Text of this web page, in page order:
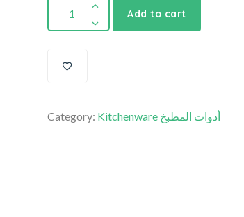
Add to cart
Category: Kitchenware أدوات المطبخ